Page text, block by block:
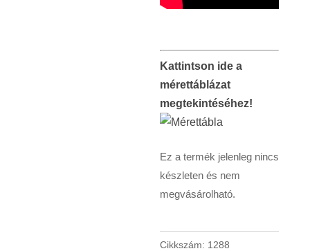
Kattintson ide a
mérettáblázat
megtekintéséhez!
Ez a termék jelenleg nincs
készleten és nem
megvásárolható.
Cikkszám: 1288